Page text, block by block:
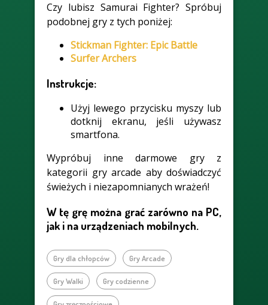
Czy lubisz Samurai Fighter? Spróbuj
podobnej gry z tych poniżej:
Stickman Fighter: Epic Battle
Surfer Archers
Instrukcje:
Użyj lewego przycisku myszy lub
dotknij ekranu, jeśli używasz
smartfona.
Wypróbuj inne darmowe gry z
kategorii gry arcade aby doświadczyć
świeżych i niezapomnianych wrażeń!
W tę grę można grać zarówno na PC,
jak i na urządzeniach mobilnych.
Gry dla chłopców Gry Arcade
Gry Walki Gry codzienne